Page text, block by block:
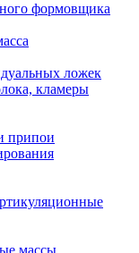
формовщика
ложек
кламеры
припои
массы